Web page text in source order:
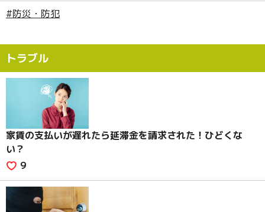
#防災・防犯
トラブル
家賃の支払いが遅れたら延滞金を請求された！ひどくな
い？
9